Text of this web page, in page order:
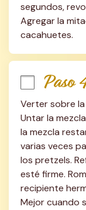
segundos,
Agregar la
cacahuetes.
Paso
Verter sobre
Untar la
la mezcla
varias veces
los pretzels.
esté firme.
recipiente
Mejor cuando